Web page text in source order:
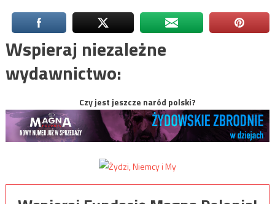
Wspieraj niezależne
wydawnictwo:
Czy jest jeszcze naród polski?